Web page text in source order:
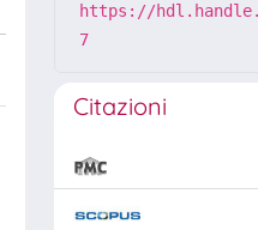
https://
7
Citazioni